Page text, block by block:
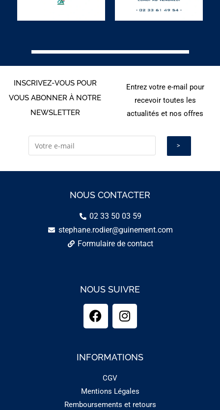
INSCRIVEZ-VOUS POUR
VOUS ABONNER À NOTRE
NEWSLETTER
Entrez votre e-mail pour
recevoir toutes les
actualités et nos offres
NOUS CONTACTER
02 33 50 03 59
stephane.rodier@guinement.com
Formulaire de contact
NOUS SUIVRE
INFORMATIONS
CGV
Mentions Légales
Remboursements et retours